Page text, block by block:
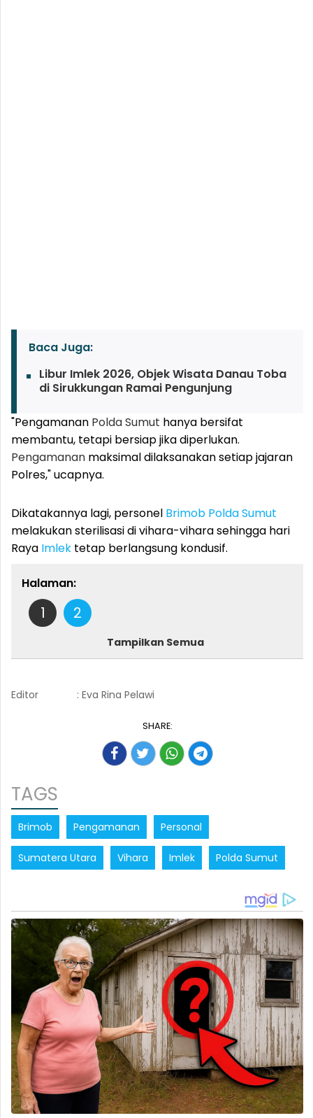
Baca Juga:
Libur Imlek 2026, Objek Wisata Danau Toba
di Sirukkungan Ramai Pengunjung
"Pengamanan Polda Sumut hanya bersifat
membantu, tetapi bersiap jika diperlukan.
Pengamanan maksimal dilaksanakan setiap jajaran
Polres," ucapnya.
Dikatakannya lagi, personel Brimob Polda Sumut
melakukan sterilisasi di vihara-vihara sehingga hari
Raya Imlek tetap berlangsung kondusif.
Halaman:
1 2
Tampilkan Semua
Editor : Eva Rina Pelawi
SHARE:
TAGS
Brimob Pengamanan Personal
Sumatera Utara Vihara Imlek Polda Sumut